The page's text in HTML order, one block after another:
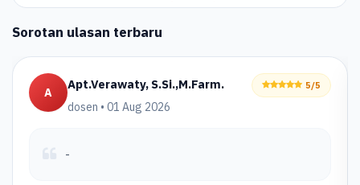
Sorotan ulasan terbaru
A
Apt.Verawaty, S.Si.,M.Farm.
dosen • 01 Aug 2026
5/5
-